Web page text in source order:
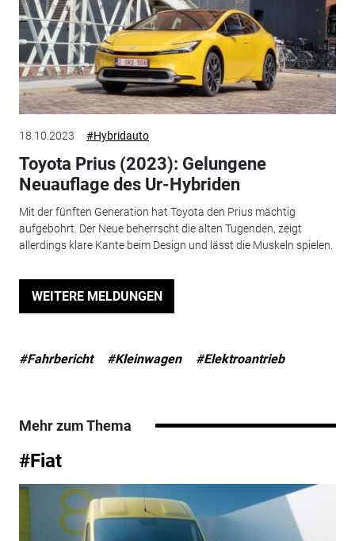
18.10.2023 #Hybridauto
Toyota Prius (2023): Gelungene
Neuauflage des Ur-Hybriden
Mit der fünften Generation hat Toyota den Prius mächtig
aufgebohrt. Der Neue beherrscht die alten Tugenden, zeigt
allerdings klare Kante beim Design und lässt die Muskeln spielen.
WEITERE MELDUNGEN
#Fahrbericht #Kleinwagen #Elektroantrieb
Mehr zum Thema
#Fiat